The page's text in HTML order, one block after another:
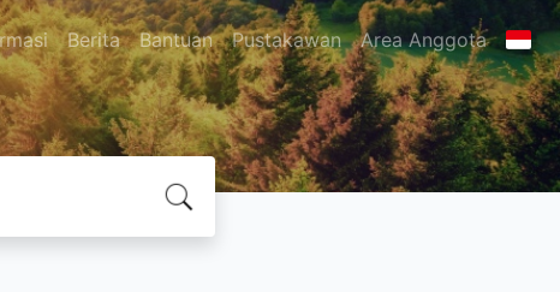
Berita Bantuan Pustakawan Area Anggota